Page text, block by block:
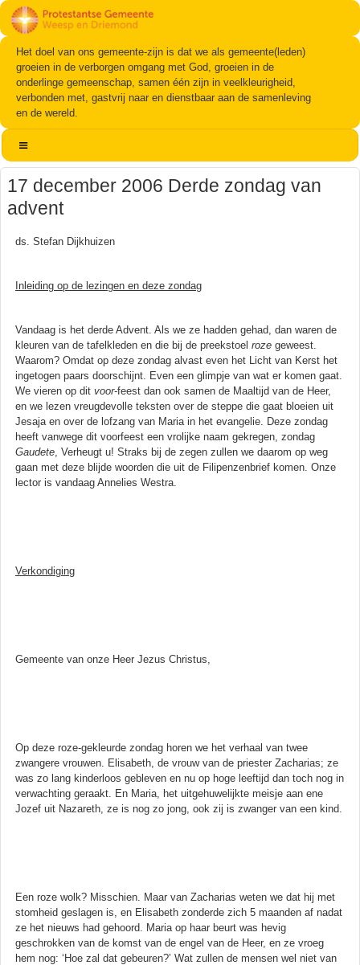
Het doel van ons gemeente-zijn is dat we als gemeente(leden)
groeien in de verborgen omgang met God, groeien in de
onderlinge gemeenschap, samen één zijn in veelkleurigheid,
verbonden met, gastvrij naar en dienstbaar aan de samenleving
en de wereld.
17 december 2006 Derde zondag van
advent
ds. Stefan Dijkhuizen
Inleiding op de lezingen en deze zondag
Vandaag is het derde Advent. Als we ze hadden gehad, dan waren de
kleuren van de tafelkleden en die bij de preekstoel roze geweest.
Waarom? Omdat op deze zondag alvast even het Licht van Kerst het
ingetogen paars doorschijnt. Even een glimpje van wat er komen gaat.
We vieren op dit voor-feest dan ook samen de Maaltijd van de Heer,
en we lezen vreugdevolle teksten over de steppe die gaat bloeien uit
Jesaja en over de lofzang van Maria in het evangelie. Deze zondag
heeft vanwege dit voorfeest een vrolijke naam gekregen, zondag
Gaudete , Verheugt u! Straks bij de zegen zullen we daarom op weg
gaan met deze blijde woorden die uit de Filipenzenbrief komen. Onze
lector is vandaag Annelies Westra.
Verkondiging
Gemeente van onze Heer Jezus Christus,
Op deze roze-gekleurde zondag horen we het verhaal van twee
zwangere vrouwen. Elisabeth, de vrouw van de priester Zacharias; ze
was zo lang kinderloos gebleven en nu op hoge leeftijd dan toch nog in
verwachting geraakt. En Maria, het uitgehuwelijkte meisje aan ene
Jozef uit Nazareth, ze is nog zo jong, ook zij is zwanger van een kind.
Een roze wolk? Misschien. Maar van Zacharias weten we dat hij met
stomheid geslagen is, en Elisabeth zonderde zich 5 maanden af nadat
ze het nieuws had gehoord. Maria op haar beurt was hevig
geschrokken van de komst van de engel van de Heer, en ze vroeg
hem nog: ‘Hoe zal dat gebeuren?’ Wat zullen de mensen wel niet van